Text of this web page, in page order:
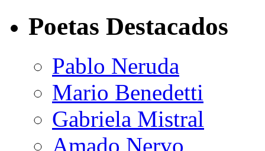
Poetas Destacados
Pablo Neruda
Mario Benedetti
Gabriela Mistral
Amado Nervo